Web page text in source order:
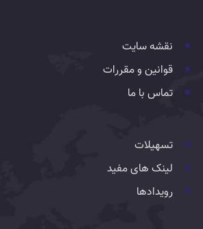
نقشه سایت
قوانین و مقررات
تماس با ما
تسهیلات
لینک های مفید
رویدادها